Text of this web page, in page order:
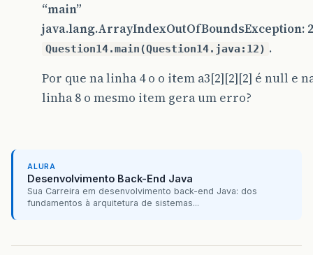
“main”
java.lang.ArrayIndexOutOfBoundsException:
Question14.main(Question14.java:12) .
Por que na linha 4 o o item a3[2][2][2] é null e
linha 8 o mesmo item gera um erro?
ALURA
Desenvolvimento Back-End Java
Sua Carreira em desenvolvimento back-end Java: dos
fundamentos à arquitetura de sistemas...